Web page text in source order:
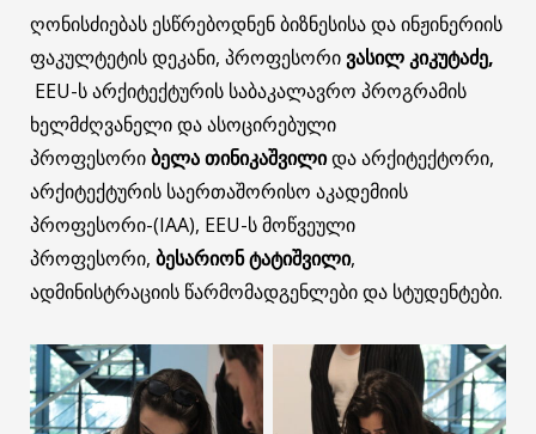
ღონისძიებას ესწრებოდნენ ბიზნესისა და ინჟინერიის
ფაკულტეტის დეკანი, პროფესორივასილ კიკუტაძე,
EEU-ს არქიტექტურის საბაკალავრო პროგრამის
ხელმძღვანელი და ასოცირებული
პროფესორიბელა თინიკაშვილიდა არქიტექტორი,
არქიტექტურის საერთაშორისო აკადემიის
პროფესორი-(IAA), EEU-ს მოწვეული
პროფესორი, ბესარიონ ტატიშვილი,
ადმინისტრაციის წარმომადგენლები და სტუდენტები.